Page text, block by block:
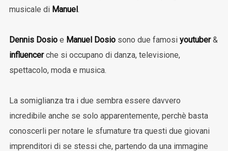
musicale di Manuel.
Dennis Dosioe Manuel Dosiosono due famosi youtuber&
influencerche si occupano di danza, televisione,
spettacolo, moda e musica.
La somiglianza tra i due sembra essere davvero
incredibile anche se solo apparentemente, perchè basta
conoscerli per notare le sfumature tra questi due giovani
imprenditori di se stessi che, partendo da una immagine